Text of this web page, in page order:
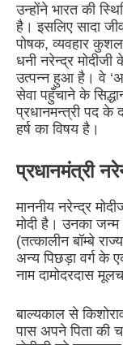
उन्होंने भारत की
है। इसलिए सादा
पोषक, व्यवहार
धनी नरेन्द्र
उत्पन्न हुआ है। वे
सेवा पहुँचाने के
प्रधानमन्त्री पद के
हर्ष का विषय है।
प्रधानमंत्री
माननीय नरेन्द्र
मोदी है। उनका
(तत्कालीन बॉम्बे
अन्य पिछड़ा वर्ग के
नाम दामोदरदास
बाल्यकाल से
पास अपने पिता की